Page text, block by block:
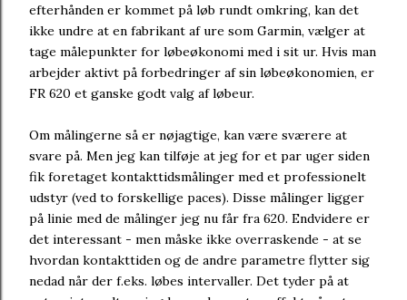
efterhånden er kommet på løb rundt omkring, kan det
ikke undre at en fabrikant af ure som Garmin, vælger at
tage målepunkter for løbeøkonomi med i sit ur. Hvis man
arbejder aktivt på forbedringer af sin løbeøkonomien, er
FR 620 et ganske godt valg af løbeur.
Om målingerne så er nøjagtige, kan være sværere at
svare på. Men jeg kan tilføje at jeg for et par uger siden
fik foretaget kontakttidsmålinger med et professionelt
udstyr (ved to forskellige paces). Disse målinger ligger
på linie med de målinger jeg nu får fra 620. Endvidere er
det interessant - men måske ikke overraskende - at se
hvordan kontakttiden og de andre parametre flytter sig
nedad når der f.eks. løbes intervaller. Det tyder på at